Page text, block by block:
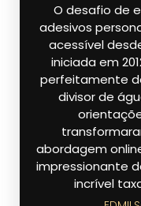
O desafio de
adesivos
acessível
iniciada em
perfeitamente
divisor de
abordagem
impressionante
incrível